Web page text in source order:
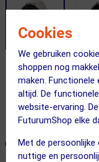
Cookies
We gebruiken
shoppen nog
maken.
altijd. De
website-ervaring.
FuturumShop elke
Met de persoonlijke
nuttige en
Gratis bezorging
Voor 23:00 uur
365 dagen
← Terug naar
ONZE AANBEVOLEN